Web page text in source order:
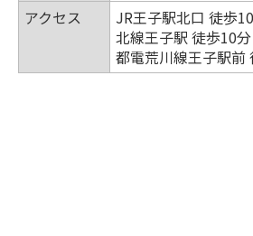
アクセス
JR王子駅北口 徒歩
北線王子駅 徒歩10分
都電荒川線王子駅前